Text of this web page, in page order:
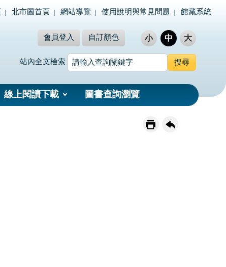
北市圖首頁 網站導覽 使用說明與常見問題 館藏系統
會員登入 自訂顏色 小 中 大
站內全文檢索
線上閱讀下載 圖書查詢瀏覽